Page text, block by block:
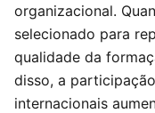
organizacional.
selecionado para
qualidade da
disso, a
internacionais